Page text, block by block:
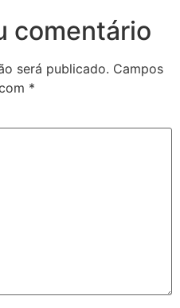
comentário
será publicado. Campos
*